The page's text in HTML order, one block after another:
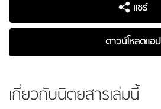
แชร์
ดาวน์โหลดแอป
เกี่ยวกับนิตยสารเล่มนี้